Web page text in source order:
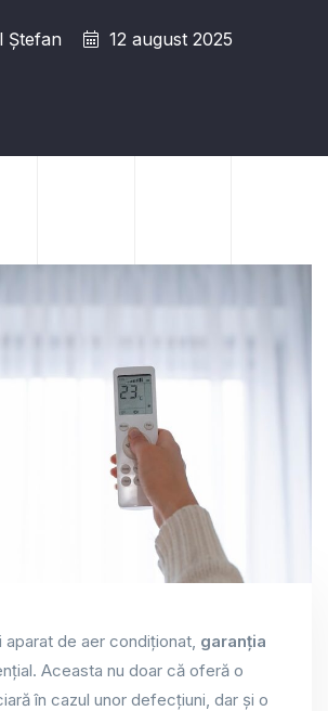
Ștefan 12 august 2025
aparat de aer condiționat, garanția
Aceasta nu doar că oferă o
în cazul unor defecțiuni, dar și o